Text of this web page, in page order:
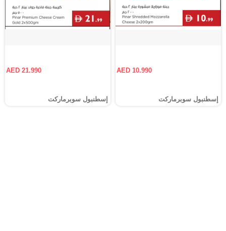
AED 10.990
إسطنبول سوبرماركت
AED 21.990
إسطنبول سوبرماركت